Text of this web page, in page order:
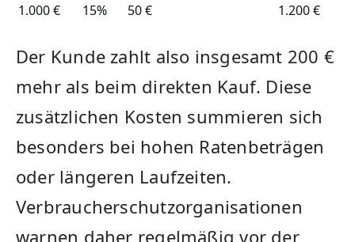
1.000 € 15% 50 € 1.200 €
Der Kunde zahlt also insgesamt 200 €
mehr als beim direkten Kauf. Diese
zusätzlichen Kosten summieren sich
besonders bei hohen Ratenbeträgen
oder längeren Laufzeiten.
Verbraucherschutzorganisationen
warnen daher regelmäßig vor der